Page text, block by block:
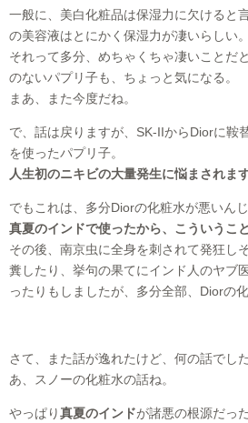
一般に、美白化粧品は保湿力に欠けると
の美容液はとにかく保湿力が凄いらしい。
それって多分、めちゃくちゃ凄いことだ
のないパプリ子も、ちょっと気になる。
まあ、また今度だね。
で、話は戻りますが、SK-IIからDiorに鞍
を使ったパプリ子。
人生初のニキビの大量発生に悩まされま
でもこれは、多分Diorの化粧水が悪いんじ
真夏のインドで使ったから、こういうこ
その後、南京虫に全身を刺されて発狂し
糞したり、挙句の果てにインド人のヤブ
ったりもしましたが、多分全部、Diorの
さて、また話が逸れたけど、何の話でした
あ、スノーの化粧水の話ね。
やっぱり真夏のインドが諸悪の根源だっ